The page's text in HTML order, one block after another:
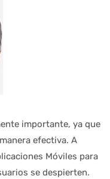
importante, ya que
efectiva. A
Móviles para
se despierten.